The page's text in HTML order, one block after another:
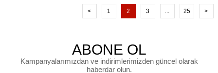
< 1 2 3 ... 25 >
ABONE OL
Kampanyalarımızdan ve indirimlerimizden güncel olarak
haberdar olun.